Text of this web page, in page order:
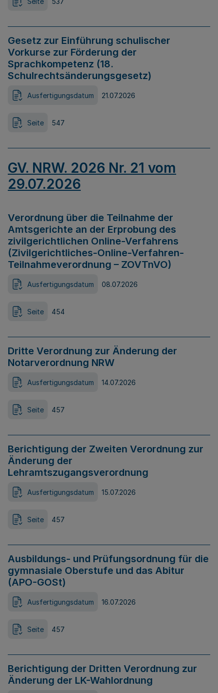
Gesetz zur Einführung schulischer
Vorkurse zur Förderung der
Sprachkompetenz (18.
Schulrechtsänderungsgesetz)
Ausfertigungsdatum 21.07.2026
Seite 547
GV. NRW. 2026 Nr. 21 vom
29.07.2026
Verordnung über die Teilnahme der
Amtsgerichte an der Erprobung des
zivilgerichtlichen Online-Verfahrens
(Zivilgerichtliches-Online-Verfahren-
Teilnahmeverordnung – ZOVTnVO)
Ausfertigungsdatum 08.07.2026
Seite 454
Dritte Verordnung zur Änderung der
Notarverordnung NRW
Ausfertigungsdatum 14.07.2026
Seite 457
Berichtigung der Zweiten Verordnung zur
Änderung der
Lehramtszugangsverordnung
Ausfertigungsdatum 15.07.2026
Seite 457
Ausbildungs- und Prüfungsordnung für die
gymnasiale Oberstufe und das Abitur
(APO-GOSt)
Ausfertigungsdatum 16.07.2026
Seite 457
Berichtigung der Dritten Verordnung zur
Änderung der LK-Wahlordnung